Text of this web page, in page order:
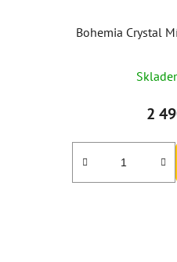
Bohemia Crystal
2